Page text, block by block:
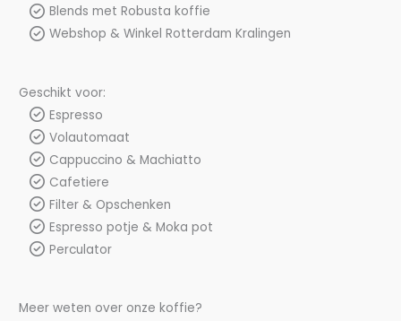
Blends met Robusta koffie
Webshop & Winkel Rotterdam Kralingen
Geschikt voor:
Espresso
Volautomaat
Cappuccino & Machiatto
Cafetiere
Filter & Opschenken
Espresso potje & Moka pot
Perculator
Meer weten over onze koffie?